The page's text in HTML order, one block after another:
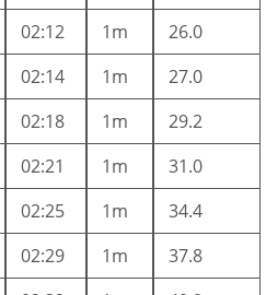
02:12 1m
26.0
02:14 1m
27.0
02:18 1m
29.2
02:21 1m
31.0
02:25 1m
34.4
02:29 1m
37.8